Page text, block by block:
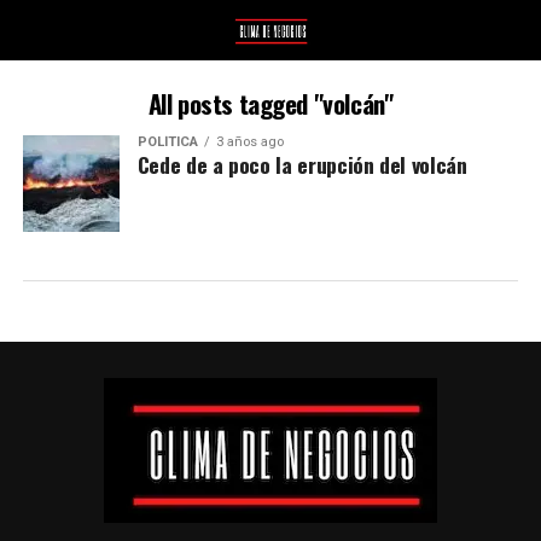
All posts tagged "volcán"
POLÍTICA 3 años ago
Cede de a poco la erupción del volcán